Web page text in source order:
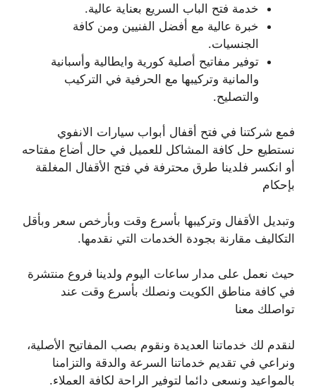
خدمة فتح الباب السريع بعناية عالية.
خبرة عالية مع أفضل الفنيين ومن كافة
الجنسيات.
توفير مفاتيح أصلية كورية وايطالية وأسبانية
والمانية وتركيبها مع الحرفية في التركيب
والتصليح.
فمع شركتنا في فتح أقفال أبواب سيارات الانفوي
نستطيع حل كافة المشاكل للعميل في حال أضاع مفتاحه
أو انكسر فلدينا طرق محترفة في فتح الأقفال المغلقة
بإحكام
وتبديل الأقفال وتركيبها بأسرع وقت وبأرخص سعر وبأقل
التكاليف مقارنة بجودة الخدمات التي نقدمها.
حيث نعمل على مدار ساعات اليوم ولدينا فروع منتشرة
في كافة مناطق الكويت ونصلك بأسرع وقت عند
تواصلك معنا
لنقدم لك خدماتنا العديدة ونقوم بصب المفاتيح الأصلية،
ونراعي في تقديم خدماتنا السرعة والدقة والتزامنا
بالمواعيد ونسعى دائما لتوفير الراحة لكافة العملاء.